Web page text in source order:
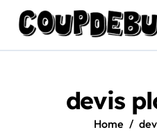
content
devis
Home